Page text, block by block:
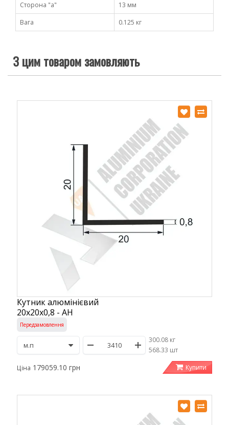
Сторона "а"
13 мм
Вага
0.125 кг
З цим товаром замовляють
Кутник алюмінієвий
20х20х0,8 - АН
Передзамовлення
300.08 кг
/568.33 шт
Ціна 179059.10 грн Купити